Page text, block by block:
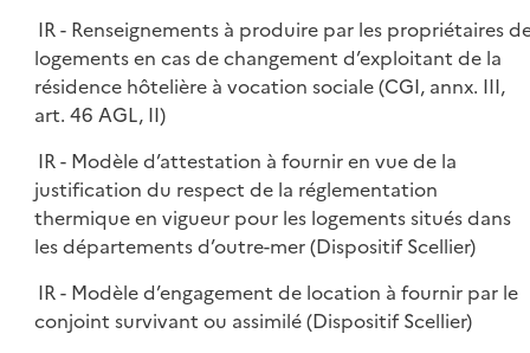
IR - Renseignements à produire par les propriétaires
logements en cas de changement d’exploitant de la
résidence hôtelière à vocation sociale (CGI, annx. III,
art. 46 AGL, II)
IR - Modèle d’attestation à fournir en vue de la
justification du respect de la réglementation
thermique en vigueur pour les logements situés dans
les départements d’outre-mer (Dispositif Scellier)
IR - Modèle d’engagement de location à fournir par le
conjoint survivant ou assimilé (Dispositif Scellier)